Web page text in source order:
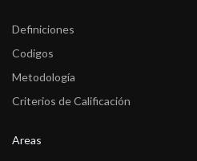
Definiciones
Codigos
Metodología
Criterios de Calificación
Areas